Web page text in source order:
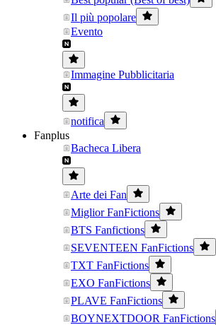
Il più popolare
Evento
Immagine Pubblicitaria
notifica
Fanplus
Bacheca Libera
Arte dei Fan
Miglior FanFictions
BTS Fanfictions
SEVENTEEN FanFictions
TXT FanFictions
EXO FanFictions
PLAVE FanFictions
BOYNEXTDOOR FanFictions